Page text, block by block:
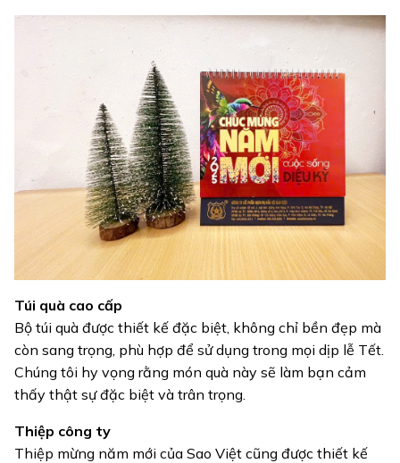
Túi quà cao cấp
Bộ túi quà được thiết kế đặc biệt, không chỉ bền đẹp mà
còn sang trọng, phù hợp để sử dụng trong mọi dịp lễ Tết.
Chúng tôi hy vọng rằng món quà này sẽ làm bạn cảm
thấy thật sự đặc biệt và trân trọng.
Thiệp công ty
Thiệp mừng năm mới của Sao Việt cũng được thiết kế